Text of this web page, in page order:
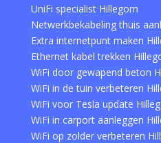
UniFi specialist Hillegom
Netwerkbekabeling thuis
Extra internetpunt maken
Ethernet kabel trekken
WiFi door gewapend beton
WiFi in de tuin verbeteren
WiFi voor Tesla update
WiFi in carport aanleggen
WiFi op zolder verbeteren